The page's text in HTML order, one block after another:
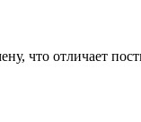
что отличает